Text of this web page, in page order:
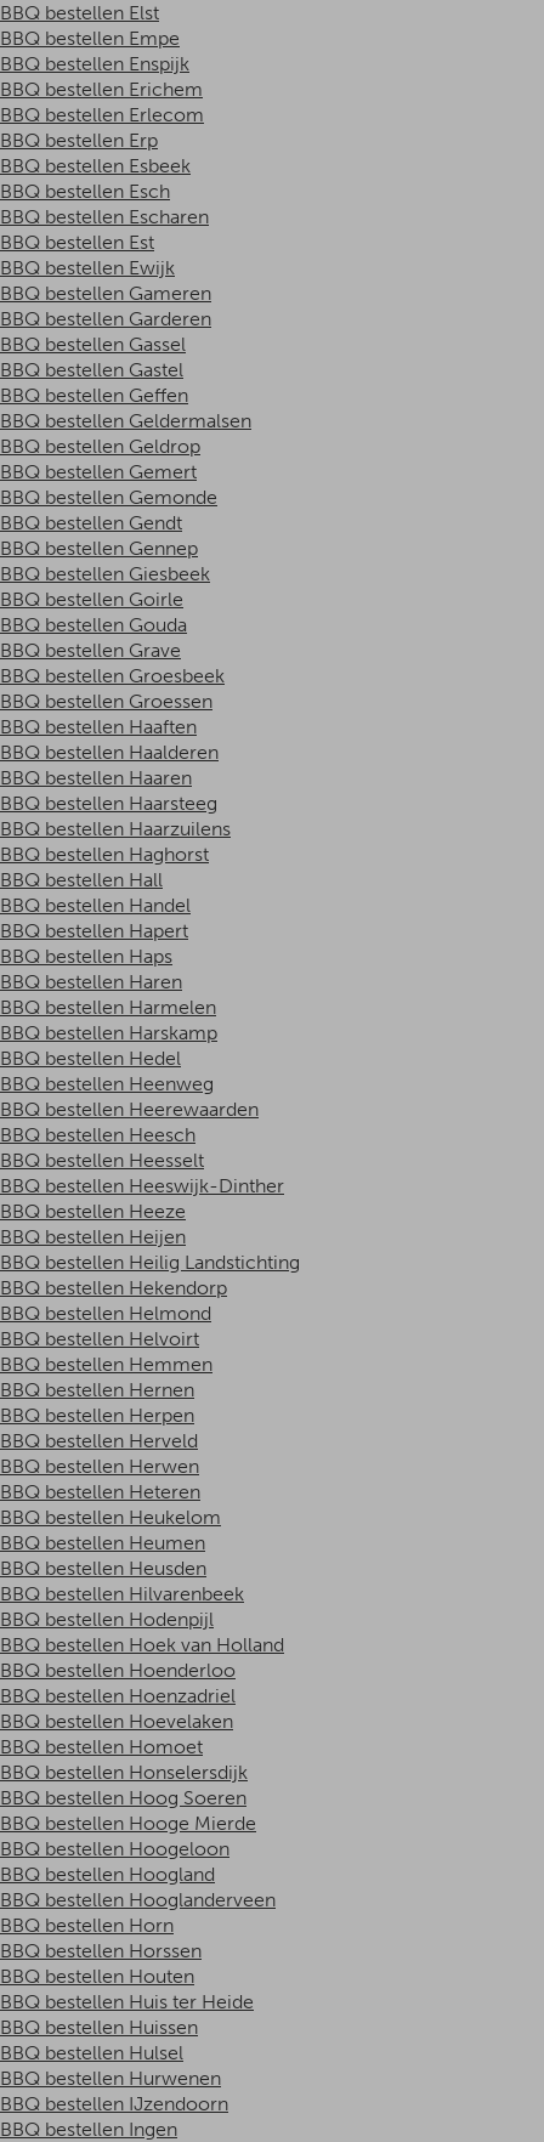
BBQ bestellen Elst
BBQ bestellen Empe
BBQ bestellen Enspijk
BBQ bestellen Erichem
BBQ bestellen Erlecom
BBQ bestellen Erp
BBQ bestellen Esbeek
BBQ bestellen Esch
BBQ bestellen Escharen
BBQ bestellen Est
BBQ bestellen Ewijk
BBQ bestellen Gameren
BBQ bestellen Garderen
BBQ bestellen Gassel
BBQ bestellen Gastel
BBQ bestellen Geffen
BBQ bestellen Geldermalsen
BBQ bestellen Geldrop
BBQ bestellen Gemert
BBQ bestellen Gemonde
BBQ bestellen Gendt
BBQ bestellen Gennep
BBQ bestellen Giesbeek
BBQ bestellen Goirle
BBQ bestellen Gouda
BBQ bestellen Grave
BBQ bestellen Groesbeek
BBQ bestellen Groessen
BBQ bestellen Haaften
BBQ bestellen Haalderen
BBQ bestellen Haaren
BBQ bestellen Haarsteeg
BBQ bestellen Haarzuilens
BBQ bestellen Haghorst
BBQ bestellen Hall
BBQ bestellen Handel
BBQ bestellen Hapert
BBQ bestellen Haps
BBQ bestellen Haren
BBQ bestellen Harmelen
BBQ bestellen Harskamp
BBQ bestellen Hedel
BBQ bestellen Heenweg
BBQ bestellen Heerewaarden
BBQ bestellen Heesch
BBQ bestellen Heesselt
BBQ bestellen Heeswijk-Dinther
BBQ bestellen Heeze
BBQ bestellen Heijen
BBQ bestellen Heilig Landstichting
BBQ bestellen Hekendorp
BBQ bestellen Helmond
BBQ bestellen Helvoirt
BBQ bestellen Hemmen
BBQ bestellen Hernen
BBQ bestellen Herpen
BBQ bestellen Herveld
BBQ bestellen Herwen
BBQ bestellen Heteren
BBQ bestellen Heukelom
BBQ bestellen Heumen
BBQ bestellen Heusden
BBQ bestellen Hilvarenbeek
BBQ bestellen Hodenpijl
BBQ bestellen Hoek van Holland
BBQ bestellen Hoenderloo
BBQ bestellen Hoenzadriel
BBQ bestellen Hoevelaken
BBQ bestellen Homoet
BBQ bestellen Honselersdijk
BBQ bestellen Hoog Soeren
BBQ bestellen Hooge Mierde
BBQ bestellen Hoogeloon
BBQ bestellen Hoogland
BBQ bestellen Hooglanderveen
BBQ bestellen Horn
BBQ bestellen Horssen
BBQ bestellen Houten
BBQ bestellen Huis ter Heide
BBQ bestellen Huissen
BBQ bestellen Hulsel
BBQ bestellen Hurwenen
BBQ bestellen IJzendoorn
BBQ bestellen Ingen